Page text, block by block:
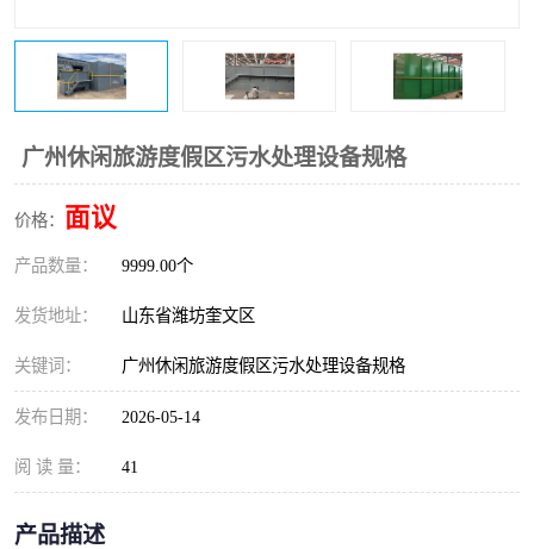
广州休闲旅游度假区污水处理设备规格
价格： 面议
产品数量： 9999.00个
发货地址： 山东省潍坊奎文区
关键词： 广州休闲旅游度假区污水处理设备规格
发布日期： 2026-05-14
阅 读 量： 41
产品描述